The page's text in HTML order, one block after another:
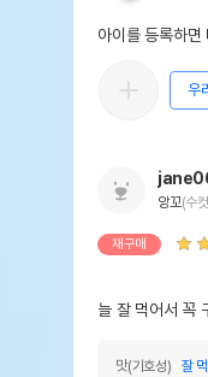
아이를 등록하면
우
앙꼬(수
재구매
늘 잘 먹어서 꼭
맛(기호성)
잘